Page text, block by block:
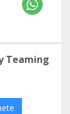
Teaming